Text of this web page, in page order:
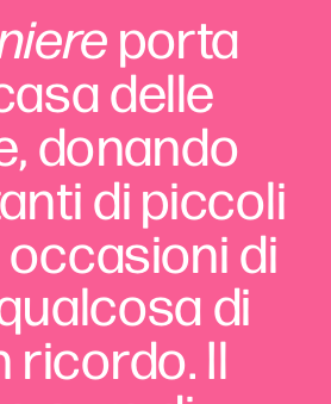
porta
delle
donando
di piccoli
di
di
ricordo. Il